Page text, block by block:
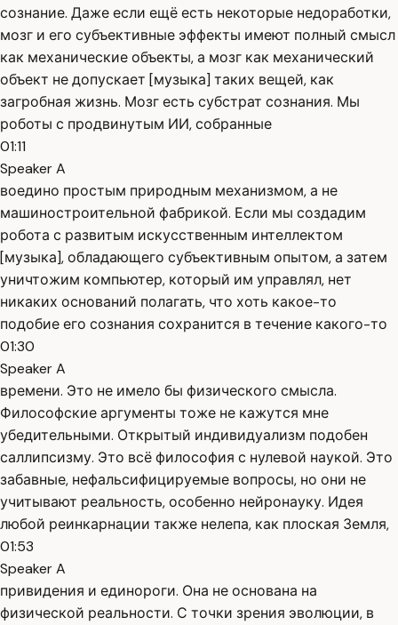
сознание. Даже если ещё есть некоторые недоработки,
мозг и его субъективные эффекты имеют полный смысл
как механические объекты, а мозг как механический
объект не допускает [музыка] таких вещей, как
загробная жизнь. Мозг есть субстрат сознания. Мы
роботы с продвинутым ИИ, собранные
01:11
Speaker A
воедино простым природным механизмом, а не
машиностроительной фабрикой. Если мы создадим
робота с развитым искусственным интеллектом
[музыка], обладающего субъективным опытом, а затем
уничтожим компьютер, который им управлял, нет
никаких оснований полагать, что хоть какое-то
подобие его сознания сохранится в течение какого-то
01:30
Speaker A
времени. Это не имело бы физического смысла.
Философские аргументы тоже не кажутся мне
убедительными. Открытый индивидуализм подобен
саллипсизму. Это всё философия с нулевой наукой. Это
забавные, нефальсифицируемые вопросы, но они не
учитывают реальность, особенно нейронауку. Идея
любой реинкарнации также нелепа, как плоская Земля,
01:53
Speaker A
привидения и единороги. Она не основана на
физической реальности. С точки зрения эволюции, в